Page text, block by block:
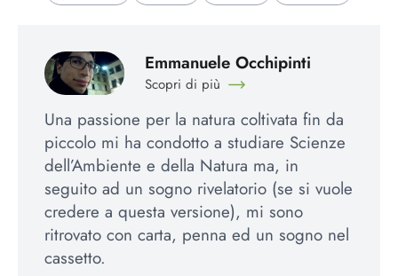
Emmanuele Occhipinti
Scopri di più
Una passione per la natura coltivata fin da
piccolo mi ha condotto a studiare Scienze
dell’Ambiente e della Natura ma, in
seguito ad un sogno rivelatorio (se si vuole
credere a questa versione), mi sono
ritrovato con carta, penna ed un sogno nel
cassetto.